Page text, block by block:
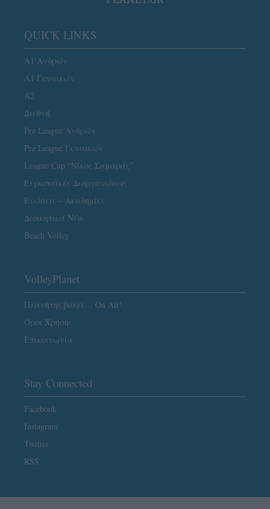
QUICK LINKS
Α1 Ανδρών
Α1 Γυναικών
A2
Διεθνή
Pre League Ανδρών
Pre League Γυναικών
League Cup “Νίκος Σαμαράς”
Ευρωπαϊκές Διοργανώσεις
Ενώσεις – Ακαδημίες
Διοικητικά Νέα
Beach Volley
VolleyPlanet
Πλανήτης βόλεϊ… On Air!
Όροι Χρήσης
Επικοινωνία
Stay Connected
Facebook
Instagram
Twitter
RSS